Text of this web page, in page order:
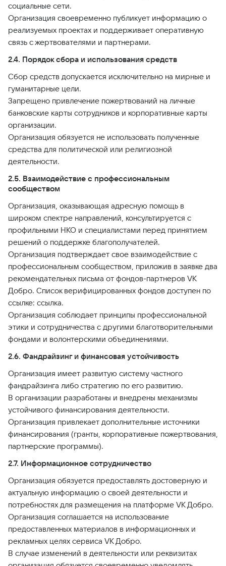
социальные сети.
Организация своевременно публикует информацию о
реализуемых проектах и поддерживает оперативную
связь с жертвователями и партнерами.
2.4. Порядок сбора и использования средств
Сбор средств допускается исключительно на мирные и
гуманитарные цели.
Запрещено привлечение пожертвований на личные
банковские карты сотрудников и корпоративные карты
организации.
Организация обязуется не использовать полученные
средства для политической или религиозной
деятельности.
2.5. Взаимодействие с профессиональным
сообществом
Организация, оказывающая адресную помощь в
широком спектре направлений, консультируется с
профильными НКО и специалистами перед принятием
решений о поддержке благополучателей.
Организация подтверждает свое взаимодействие с
профессиональным сообществом, приложив в заявке два
рекомендательных письма от фондов-партнеров VK
Добро. Список верифицированных фондов доступен по
ссылке: ссылка.
Организация соблюдает принципы профессиональной
этики и сотрудничества с другими благотворительными
фондами и волонтерскими объединениями.
2.6. Фандрайзинг и финансовая устойчивость
Организация имеет развитую систему частного
фандрайзинга либо стратегию по его развитию.
В организации разработаны и внедрены механизмы
устойчивого финансирования деятельности.
Организация привлекает дополнительные источники
финансирования (гранты, корпоративные пожертвования,
партнерские программы).
2.7. Информационное сотрудничество
Организация обязуется предоставлять достоверную и
актуальную информацию о своей деятельности и
потребностях для размещения на платформе VK Добро.
Организация соглашается на использование
предоставленных материалов в информационных и
рекламных целях сервиса VK Добро.
В случае изменений в деятельности или реквизитах